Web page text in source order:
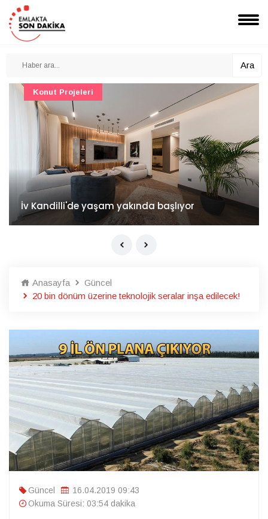
Ara
İv Kandilli'de yaşam yakında başlıyor
Konut Projeleri
Anasayfa
Güncel
20 bin dönüm üzerine teknolojik seralar inşa edilecek!
Güncel
16.04.2019 09:43
Okuma Süresi: 03:54 dakika